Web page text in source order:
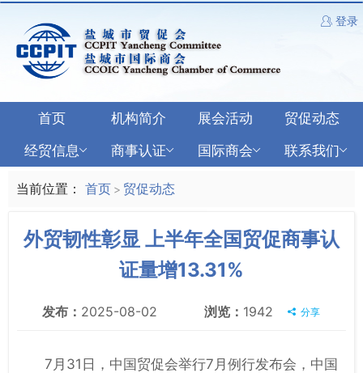
登录
首页 机构简介 展会活动
贸促动态
经贸信息
商事认证 国际商会 联系我们
当前位置： 首页 > 贸促动态
外贸韧性彰显 上半年全国贸促商事认
证量增13.31%
发布： 2025-08-02 浏览： 1942 分享
7月31日，中国贸促会举行7月例行发布会，中国